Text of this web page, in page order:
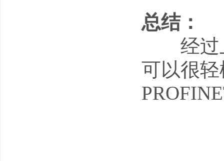
总结：
经过上
可以很